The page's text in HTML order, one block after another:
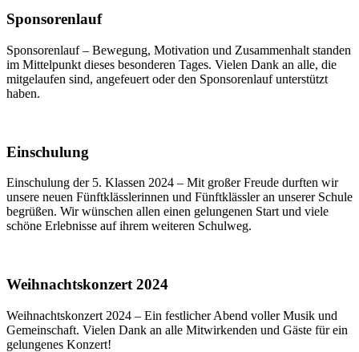
Sponsorenlauf
Sponsorenlauf – Bewegung, Motivation und Zusammenhalt standen
im Mittelpunkt dieses besonderen Tages. Vielen Dank an alle, die
mitgelaufen sind, angefeuert oder den Sponsorenlauf unterstützt
haben.
Einschulung
Einschulung der 5. Klassen 2024 – Mit großer Freude durften wir
unsere neuen Fünftklässlerinnen und Fünftklässler an unserer Schule
begrüßen. Wir wünschen allen einen gelungenen Start und viele
schöne Erlebnisse auf ihrem weiteren Schulweg.
Weihnachtskonzert 2024
Weihnachtskonzert 2024 – Ein festlicher Abend voller Musik und
Gemeinschaft. Vielen Dank an alle Mitwirkenden und Gäste für ein
gelungenes Konzert!